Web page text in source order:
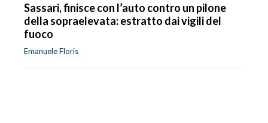
Sassari, finisce con l’auto contro un pilone
della sopraelevata: estratto dai vigili del
fuoco
Emanuele Floris